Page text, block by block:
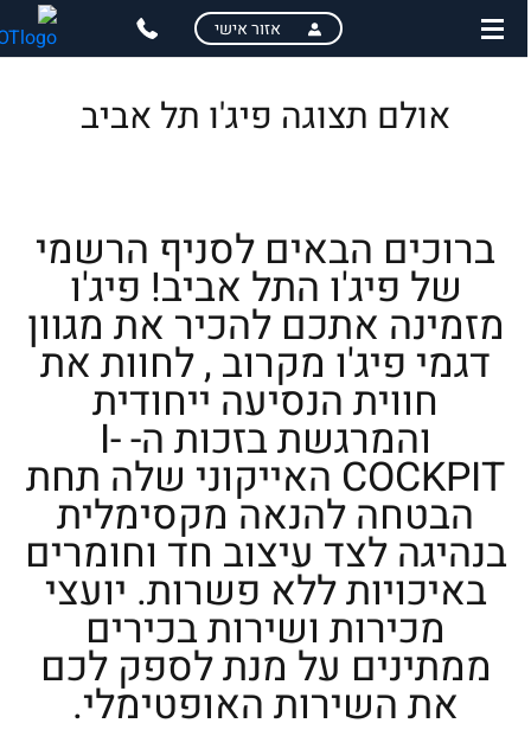
skip
skip
אזור אישי
אולם תצוגה פיג'ו תל אביב
ברוכים הבאים לסניף הרשמי
של פיג'ו התל אביב! פיג'ו
מזמינה אתכם להכיר את מגוון
דגמי פיג'ו מקרוב , לחוות את
חווית הנסיעה ייחודית
והמרגשת בזכות ה- I-
COCKPIT האייקוני שלה תחת
הבטחה להנאה מקסימלית
בנהיגה לצד עיצוב חד וחומרים
באיכויות ללא פשרות. יועצי
מכירות ושירות בכירים
ממתינים על מנת לספק לכם
את השירות האופטימלי.